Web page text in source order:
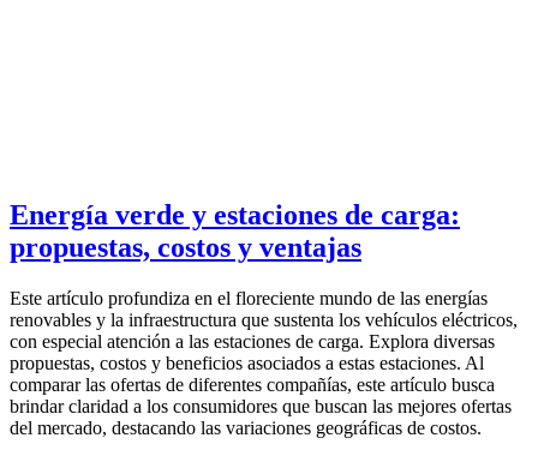
Energía verde y estaciones de carga:
propuestas, costos y ventajas
Este artículo profundiza en el floreciente mundo de las energías
renovables y la infraestructura que sustenta los vehículos eléctricos,
con especial atención a las estaciones de carga. Explora diversas
propuestas, costos y beneficios asociados a estas estaciones. Al
comparar las ofertas de diferentes compañías, este artículo busca
brindar claridad a los consumidores que buscan las mejores ofertas
del mercado, destacando las variaciones geográficas de costos.